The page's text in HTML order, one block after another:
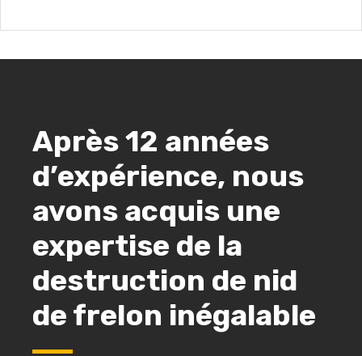
Après 12 années
d’expérience, nous
avons acquis une
expertise de la
destruction de nid
de frelon inégalable